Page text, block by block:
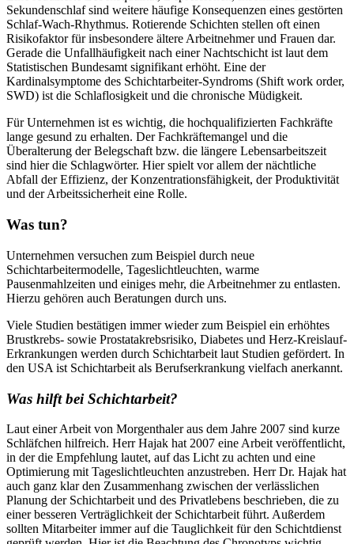
Sekundenschlaf sind weitere häufige Konsequenzen eines gestörten
Schlaf-Wach-Rhythmus. Rotierende Schichten stellen oft einen
Risikofaktor für insbesondere ältere Arbeitnehmer und Frauen dar.
Gerade die Unfallhäufigkeit nach einer Nachtschicht ist laut dem
Statistischen Bundesamt signifikant erhöht. Eine der
Kardinalsymptome des Schichtarbeiter-Syndroms (Shift work order,
SWD) ist die Schlaflosigkeit und die chronische Müdigkeit.
Für Unternehmen ist es wichtig, die hochqualifizierten Fachkräfte
lange gesund zu erhalten. Der Fachkräftemangel und die
Überalterung der Belegschaft bzw. die längere Lebensarbeitszeit
sind hier die Schlagwörter. Hier spielt vor allem der nächtliche
Abfall der Effizienz, der Konzentrationsfähigkeit, der Produktivität
und der Arbeitssicherheit eine Rolle.
Was tun?
Unternehmen versuchen zum Beispiel durch neue
Schichtarbeitermodelle, Tageslichtleuchten, warme
Pausenmahlzeiten und einiges mehr, die Arbeitnehmer zu entlasten.
Hierzu gehören auch Beratungen durch uns.
Viele Studien bestätigen immer wieder zum Beispiel ein erhöhtes
Brustkrebs- sowie Prostatakrebsrisiko, Diabetes und Herz-Kreislauf-
Erkrankungen werden durch Schichtarbeit laut Studien gefördert. In
den USA ist Schichtarbeit als Berufserkrankung vielfach anerkannt.
Was hilft bei Schichtarbeit?
Laut einer Arbeit von Morgenthaler aus dem Jahre 2007 sind kurze
Schläfchen hilfreich. Herr Hajak hat 2007 eine Arbeit veröffentlicht,
in der die Empfehlung lautet, auf das Licht zu achten und eine
Optimierung mit Tageslichtleuchten anzustreben. Herr Dr. Hajak hat
auch ganz klar den Zusammenhang zwischen der verlässlichen
Planung der Schichtarbeit und des Privatlebens beschrieben, die zu
einer besseren Verträglichkeit der Schichtarbeit führt. Außerdem
sollten Mitarbeiter immer auf die Tauglichkeit für den Schichtdienst